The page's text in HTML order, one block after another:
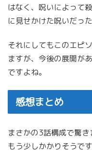
はなく、呪いによって
に見せかけた呪いだった
それにしてもこのエピ
ますが、今後の展開が
ですよね。
感想まとめ
まさかの3話構成で驚
もう少しかかりそうです